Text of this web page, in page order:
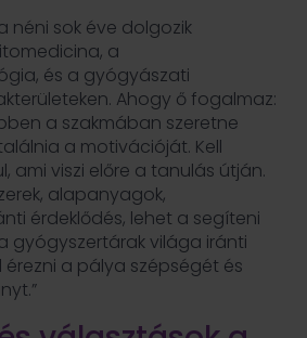
néni sok éve dolgozik
a
és a gyógyászati
Ahogy ő fogalmaz:
a szakmában szeretne
a motivációját. Kell
ami viszi előre a tanulás útján.
alapanyagok,
érdeklődés, lehet a segíteni
gyógyszertárak világa iránti
érezni a pálya szépségét és